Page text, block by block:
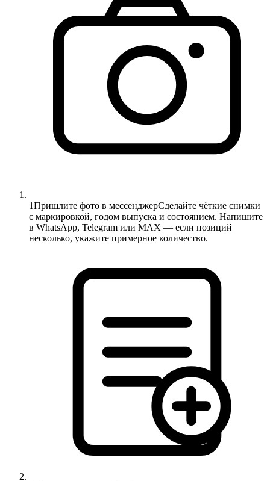
1Пришлите фото в мессенджерСделайте чёткие снимки
с маркировкой, годом выпуска и состоянием. Напишите
в WhatsApp, Telegram или MAX — если позиций
несколько, укажите примерное количество.